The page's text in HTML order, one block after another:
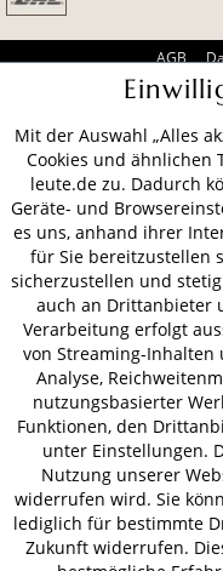
AGB
©
* Alle Preise inkl.
Mit der Auswahl „Alles
Cookies und ähnlichen
leute.de zu. Dadurch
Geräte- und
es uns, anhand ihrer
für Sie bereitzustellen
sicherzustellen und
auch an Drittanbieter
Verarbeitung erfolgt
von Streaming-
Analyse,
nutzungsbasierter
Funktionen, den
unter Einstellungen.
Nutzung unserer
widerrufen wird. Sie
lediglich für bestimmte
Zukunft widerrufen.